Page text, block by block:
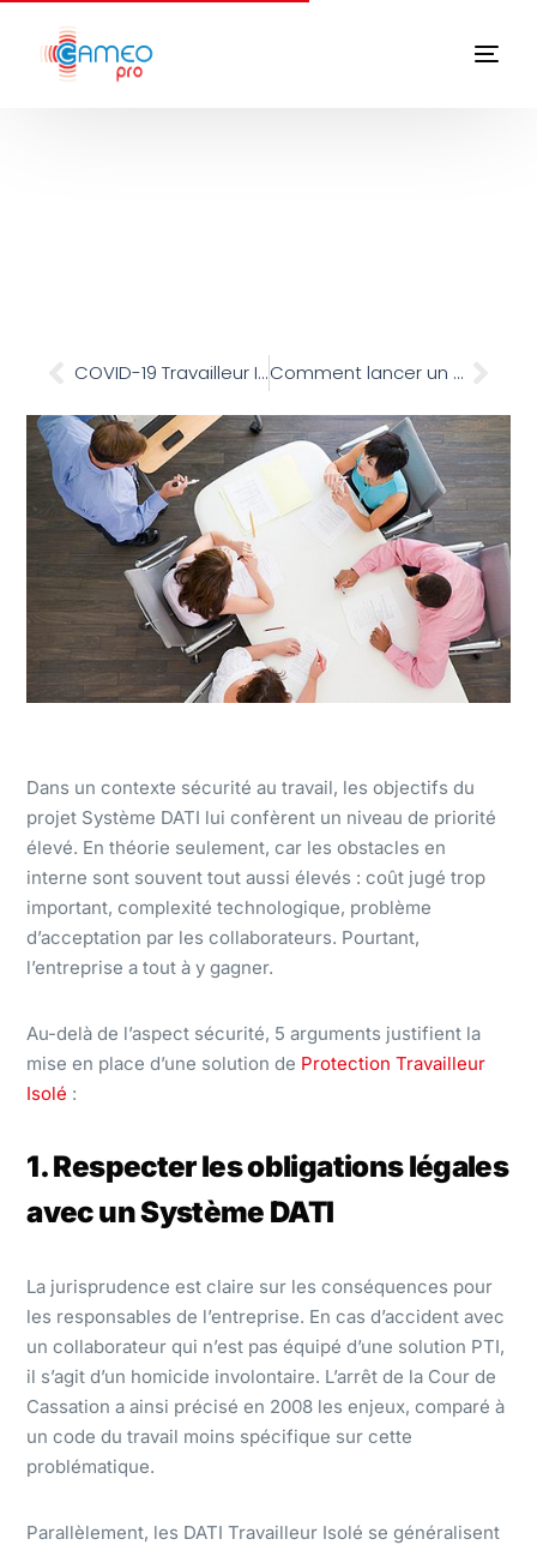
COVID-19 Travailleur Isolé : notre retour d’expérience Comment lancer un projet Protection des Travailleurs Isolés ?
Dans un contexte sécurité au travail, les objectifs du
projet Système DATI lui confèrent un niveau de priorité
élevé. En théorie seulement, car les obstacles en
interne sont souvent tout aussi élevés : coût jugé trop
important, complexité technologique, problème
d’acceptation par les collaborateurs. Pourtant,
l’entreprise a tout à y gagner.
Au-delà de l’aspect sécurité, 5 arguments justifient la
mise en place d’une solution de Protection Travailleur
Isolé :
1. Respecter les obligations légales
avec un Système DATI
La jurisprudence est claire sur les conséquences pour
les responsables de l’entreprise. En cas d’accident avec
un collaborateur qui n’est pas équipé d’une solution PTI,
il s’agit d’un homicide involontaire. L’arrêt de la Cour de
Cassation a ainsi précisé en 2008 les enjeux, comparé à
un code du travail moins spécifique sur cette
problématique.
Parallèlement, les DATI Travailleur Isolé se généralisent